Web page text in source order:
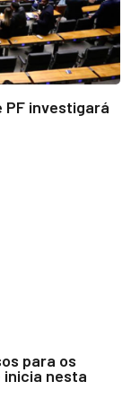
PF investigará
para os
inicia nesta